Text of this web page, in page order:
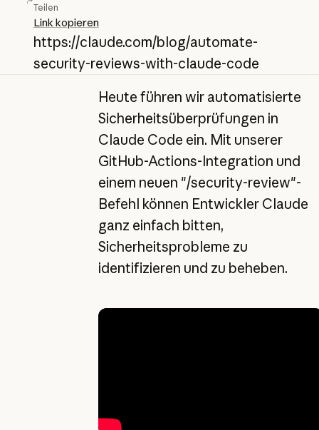
Teilen
Link kopieren
https://claude.com/blog/automate-
security-reviews-with-claude-code
Heute führen wir automatisierte
Sicherheitsüberprüfungen in
Claude Code ein. Mit unserer
GitHub-Actions-Integration und
einem neuen "/security-review"-
Befehl können Entwickler Claude
ganz einfach bitten,
Sicherheitsprobleme zu
identifizieren und zu beheben.